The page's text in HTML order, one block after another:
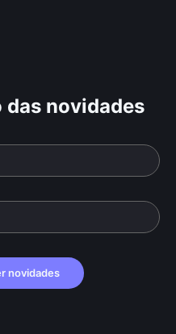
das novidades
novidades